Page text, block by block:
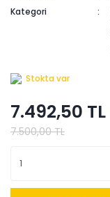
Kategori
Stokta var
7.492,50 TL
7.500,00 TL